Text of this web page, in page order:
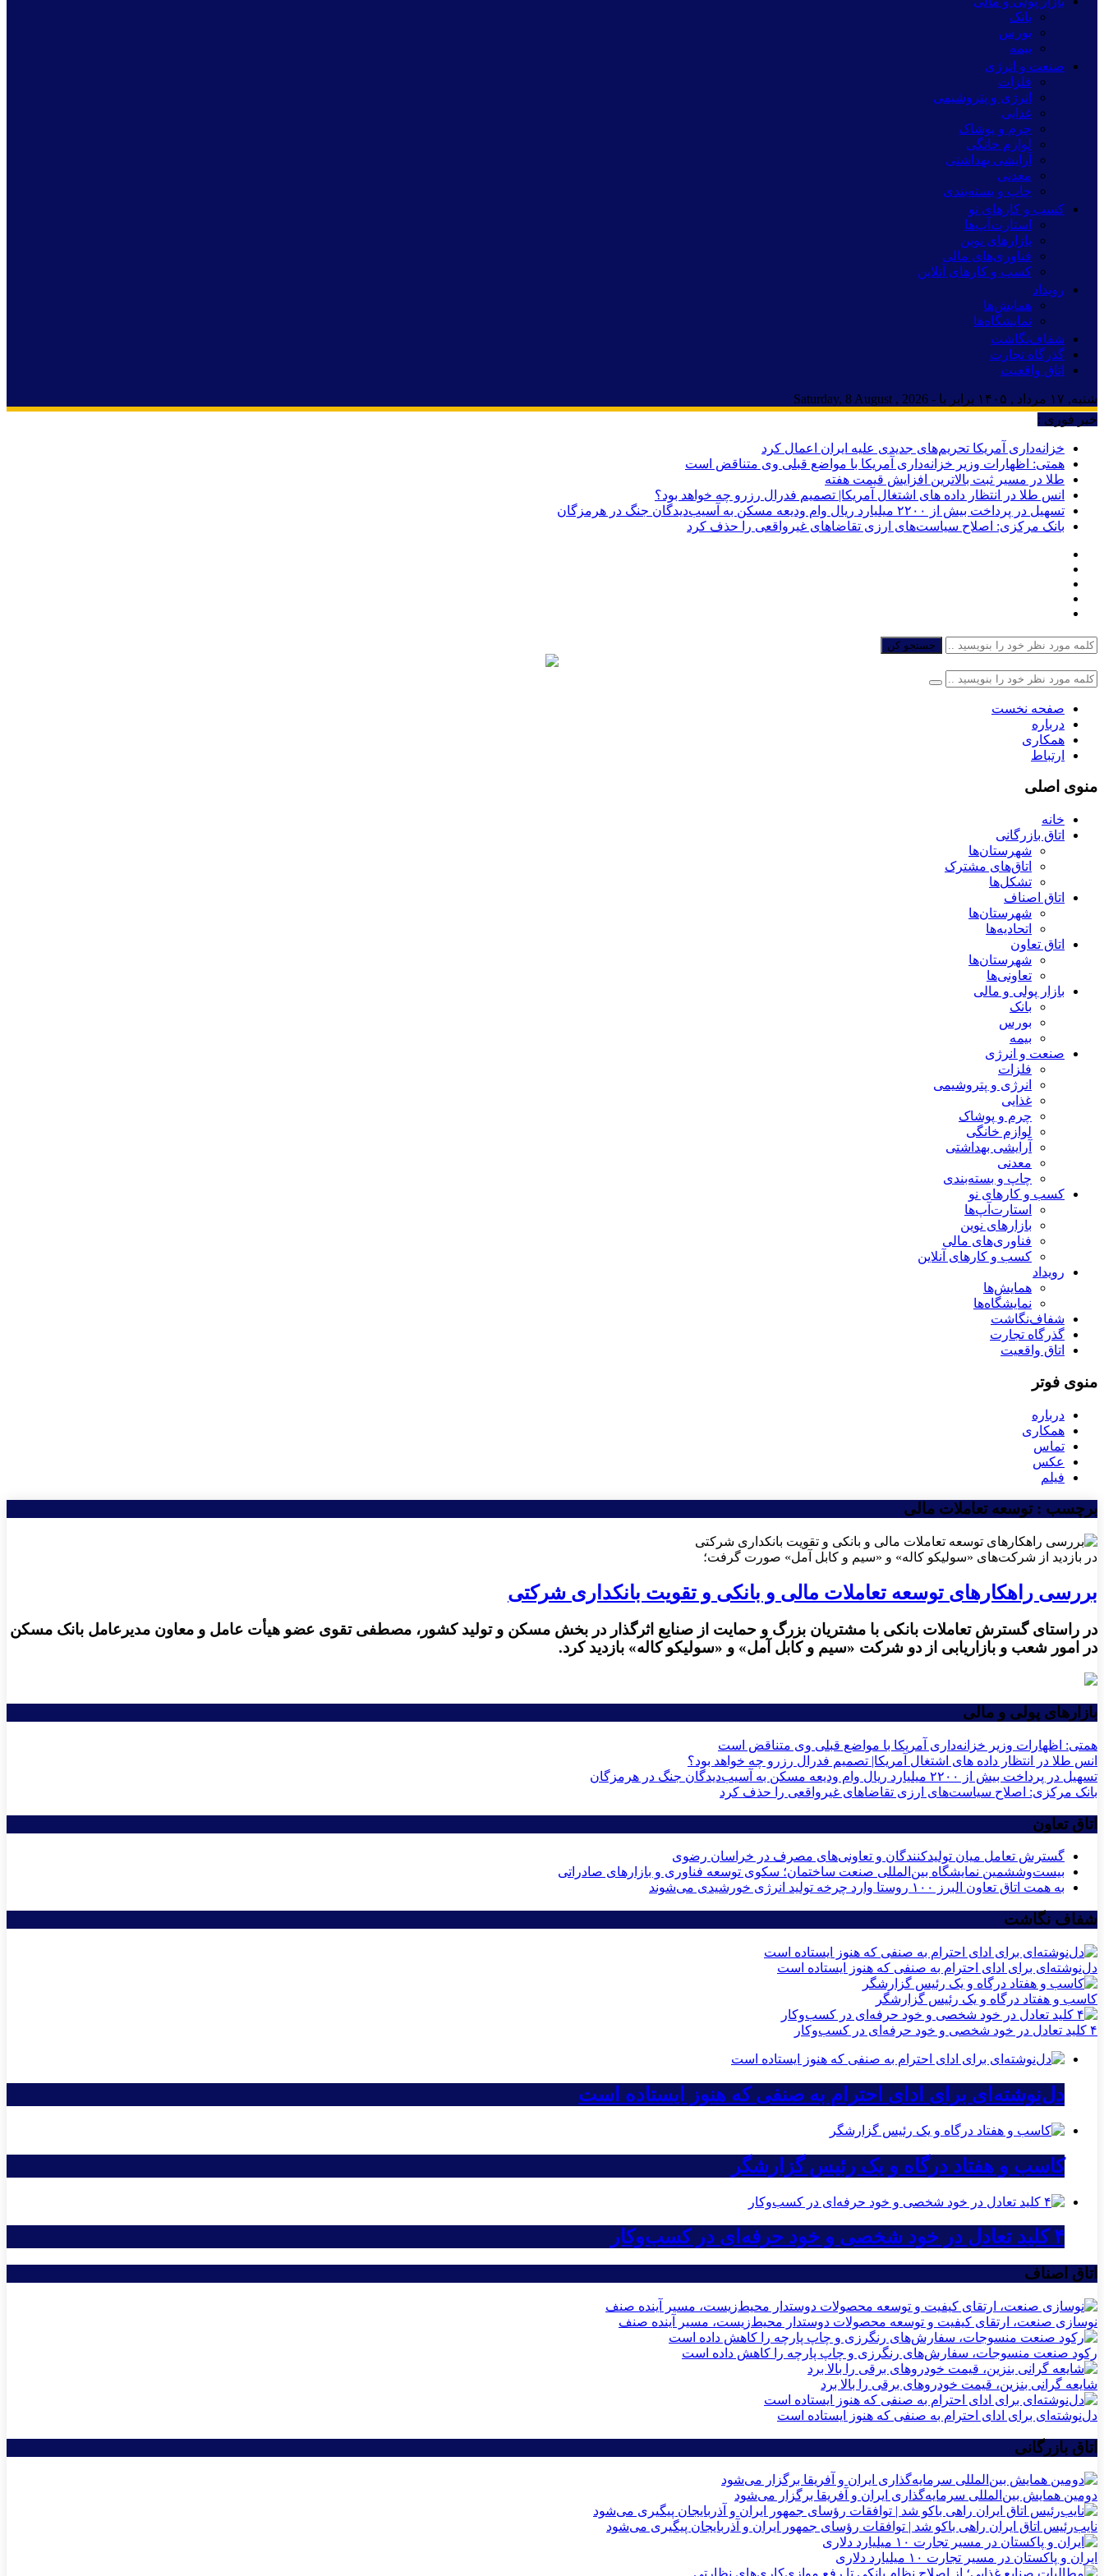
بانک
بورس
بیمه
صنعت و انرژی
فلزات
انرژی و پتروشیمی
غذایی
چرم و پوشاک
لوازم خانگی
آرایشی بهداشتی
معدنی
چاپ و بسته‌بندی
کسب و کارهای نو
استارت‌آپ‌ها
بازارهای نوین
فناوری‌های مالی
کسب و کارهای آنلاین
رویداد
همایش‌ها
نمایشگاه‌ها
شفاف‌نگاشت
گذرگاه تجارت
اتاق واقعیت
شنبه, ۱۷ مرداد , ۱۴۰۵ برابر با - Saturday, 8 August , 2026
خبر فوری :
خزانه‌داری آمریکا تحریم‌های جدیدی علیه ایران اعمال کرد
همتی: اظهارات وزیر خزانه‌داری آمریکا با مواضع قبلی وی متناقض است
طلا در مسیر ثبت بالاترین افزایش قیمت هفته
انس طلا در انتظار داده های اشتغال آمریکا| تصمیم فدرال رزرو چه خواهد بود؟
تسهیل در پرداخت بیش از ۲۲۰۰ میلیارد ریال وام ودیعه مسکن به آسیب‌دیدگان جنگ در هرمزگان
بانک مرکزی: اصلاح سیاست‌های ارزی تقاضاهای غیرواقعی را حذف کرد
جستجو کن
صفحه نخست
درباره
همکاری
ارتباط
منوی اصلی
خانه
اتاق بازرگانی
شهرستان‌ها
اتاق‌های مشترک
تشکل‌ها
اتاق اصناف
شهرستان‌ها
اتحادیه‌ها
اتاق تعاون
شهرستان‌ها
تعاونی‌ها
بازار پولی و مالی
بانک
بورس
بیمه
صنعت و انرژی
فلزات
انرژی و پتروشیمی
غذایی
چرم و پوشاک
لوازم خانگی
آرایشی بهداشتی
معدنی
چاپ و بسته‌بندی
کسب و کارهای نو
استارت‌آپ‌ها
بازارهای نوین
فناوری‌های مالی
کسب و کارهای آنلاین
رویداد
همایش‌ها
نمایشگاه‌ها
شفاف‌نگاشت
گذرگاه تجارت
اتاق واقعیت
منوی فوتر
درباره
همکاری
تماس
عکس
فیلم
برچسب : توسعه تعاملات مالی
در بازدید از شرکت‌های «سولیکو کاله» و «سیم و کابل آمل» صورت گرفت؛
بررسی راهکارهای توسعه تعاملات مالی و بانکی و تقویت بانکداری شرکتی
در راستای گسترش تعاملات بانکی با مشتریان بزرگ و حمایت از صنایع اثرگذار در بخش مسکن و تولید کشور، مصطفی تقوی عضو هیأت عامل و معاون مدیرعامل بانک مسکن
در امور شعب و بازاریابی از دو شرکت «سیم و کابل آمل» و «سولیکو کاله» بازدید کرد.
بازارهای پولی و مالی
همتی: اظهارات وزیر خزانه‌داری آمریکا با مواضع قبلی وی متناقض است
انس طلا در انتظار داده های اشتغال آمریکا| تصمیم فدرال رزرو چه خواهد بود؟
تسهیل در پرداخت بیش از ۲۲۰۰ میلیارد ریال وام ودیعه مسکن به آسیب‌دیدگان جنگ در هرمزگان
بانک مرکزی: اصلاح سیاست‌های ارزی تقاضاهای غیرواقعی را حذف کرد
اتاق تعاون
گسترش تعامل میان تولیدکنندگان و تعاونی‌های مصرف در خراسان رضوی
بیست‌وششمین نمایشگاه بین‌المللی صنعت ساختمان؛ سکوی توسعه فناوری و بازارهای صادراتی
به همت اتاق تعاون البرز ۱۰۰ روستا وارد چرخه تولید انرژی خورشیدی می‌شوند
شفاف نگاشت
دل‌نوشته‌ای برای ادای احترام به صنفی که هنوز ایستاده است
کاسب و هفتاد درگاه و یک رئیس گزارشگر
۴ کلید تعادل در خود شخصی و خود حرفه‌ای در کسب‌وکار
دل‌نوشته‌ای برای ادای احترام به صنفی که هنوز ایستاده است
کاسب و هفتاد درگاه و یک رئیس گزارشگر
۴ کلید تعادل در خود شخصی و خود حرفه‌ای در کسب‌وکار
اتاق اصناف
نوسازی صنعت، ارتقای کیفیت و توسعه محصولات دوستدار محیط‌زیست، مسیر آینده صنف
رکود صنعت منسوجات، سفارش‌های رنگرزی و چاپ پارچه را کاهش داده است
شایعه گرانی بنزین، قیمت خودروهای برقی را بالا برد
دل‌نوشته‌ای برای ادای احترام به صنفی که هنوز ایستاده است
اتاق بازرگانی
دومین همایش بین‌المللی سرمایه‌گذاری ایران و آفریقا برگزار می‌شود
نایب‌رئیس اتاق ایران راهی باکو شد | توافقات رؤسای جمهور ایران و آذربایجان پیگیری می‌شود
ایران و پاکستان در مسیر تجارت ۱۰ میلیارد دلاری